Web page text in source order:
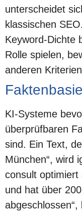
unterscheidet
klassischen
Keyword-Dichte
Rolle spielen,
anderen
KI-Systeme
überprüfbaren
sind. Ein Text,
München“, wird
consult optimiert
und hat über